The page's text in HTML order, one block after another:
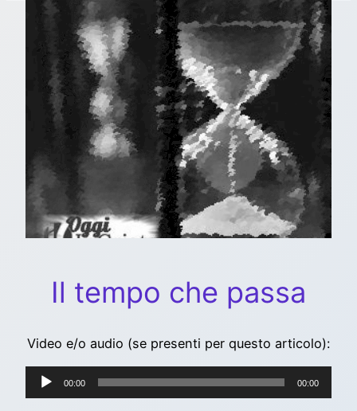
Il tempo che passa
Video e/o audio (se presenti per questo articolo):
Audio
Player
00:00 00:00